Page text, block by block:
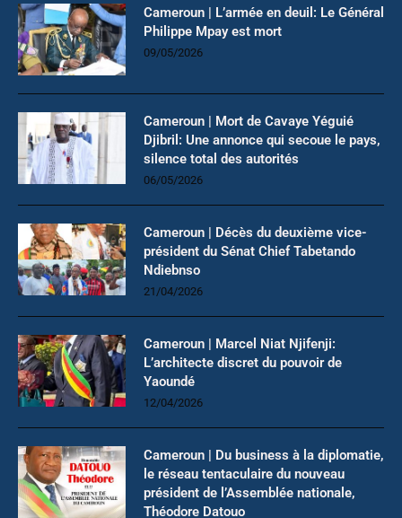
Cameroun | L’armée en deuil: Le Général
Philippe Mpay est mort
09/05/2026
Cameroun | Mort de Cavaye Yéguié
Djibril: Une annonce qui secoue le pays,
silence total des autorités
06/05/2026
Cameroun | Décès du deuxième vice-
président du Sénat Chief Tabetando
Ndiebnso
21/04/2026
Cameroun | Marcel Niat Njifenji:
L’architecte discret du pouvoir de
Yaoundé
12/04/2026
Cameroun | Du business à la diplomatie,
le réseau tentaculaire du nouveau
président de l’Assemblée nationale,
Théodore Datouo